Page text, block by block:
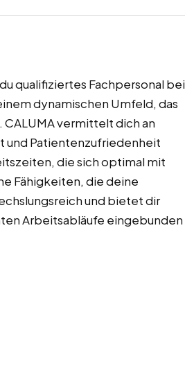
qualifiziertes Fachpersonal bei
dynamischen Umfeld, das
vermittelt dich an
und Patientenzufriedenheit
die sich optimal mit
Fähigkeiten, die deine
und bietet dir
Arbeitsabläufe eingebunden